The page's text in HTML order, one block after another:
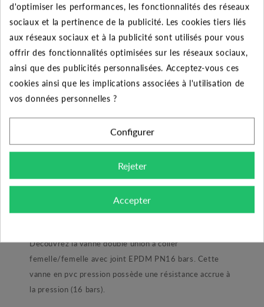
Colle à PVC - 237ml
9.99 €
Ajouter au panier
DESCRIPTION DU PRODUIT
Découvrez la vanne double union à coller
femelle/femelle avec joint EPDM PN16 bars. Cette
vanne en pvc pression possède une résistance accrue à
la pression (16 bars).
d'optimiser les performances, les fonctionnalités des réseaux
sociaux et la pertinence de la publicité. Les cookies tiers liés
aux réseaux sociaux et à la publicité sont utilisés pour vous
offrir des fonctionnalités optimisées sur les réseaux sociaux,
ainsi que des publicités personnalisées. Acceptez-vous ces
cookies ainsi que les implications associées à l'utilisation de
vos données personnelles ?
Configurer
Rejeter
Accepter